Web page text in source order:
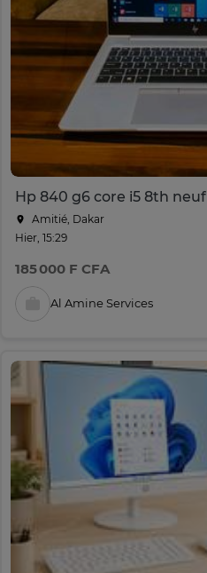
Hp 840 g6 core i5 8th neuf
Amitié, Dakar
Hier, 15:29
185 000 F CFA
Al Amine Services